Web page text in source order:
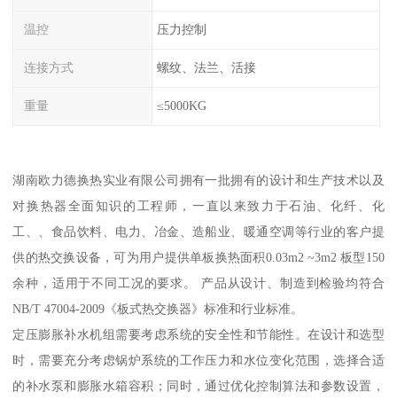
温控 压力控制
连接方式 螺纹、法兰、活接
重量 ≤5000KG
湖南欧力德换热实业有限公司拥有一批拥有的设计和生产技术以及
对换热器全面知识的工程师，一直以来致力于石油、化纤、化
工、、食品饮料、电力、冶金、造船业、暖通空调等行业的客户提
供的热交换设备，可为用户提供单板换热面积0.03m2 ~3m2 板型150
余种，适用于不同工况的要求。 产品从设计、制造到检验均符合
NB/T 47004-2009《板式热交换器》标准和行业标准。
定压膨胀补水机组需要考虑系统的安全性和节能性。在设计和选型
时，需要充分考虑锅炉系统的工作压力和水位变化范围，选择合适
的补水泵和膨胀水箱容积；同时，通过优化控制算法和参数设置，